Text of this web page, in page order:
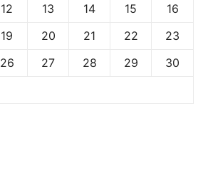
12 13 14 15
16
19 20 21 22
23
26 27 28 29
30